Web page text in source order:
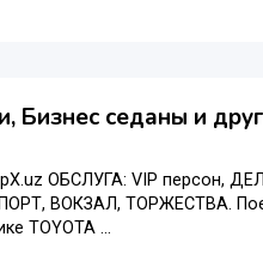
Бизнес седаны и
ОБСЛУГА: VIP персон,
ВОКЗАЛ, ТОРЖЕСТВА.
TOYOTA ...